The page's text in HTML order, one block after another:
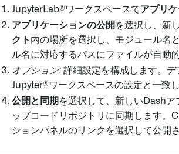
JupyterLab®ワークスペースでアプリ
アプリケーションの公開 を選択し、新
クト 内の場所を選択し、モジュール名
ル名に対応するパスにファイルが自動
オプション: 詳細設定を構成します。
Jupyter®ワークスペースの設定と一致し
公開と同期 を選択して、新しいDash
ップコードリポジトリに同期します。
ションパネルのリンクを選択して公開